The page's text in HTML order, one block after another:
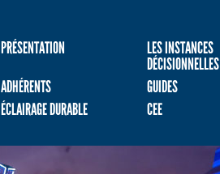
PRÉSENTATION
LES INSTANCES
DÉCISIONNELLES
ADHÉRENTS
GUIDES
ÉCLAIRAGE DURABLE
CEE